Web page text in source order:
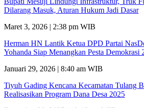
Dilarang Masuk, Aturan Hukum Jadi Dasar
Maret 3, 2026 | 2:38 pm WIB
Herman HN Lantik Ketua DPD Partai
Yohanda Siap Menangkan Pesta Demokrasi
Januari 29, 2026 | 8:40 am WIB
Tiyuh Gading Kencana Kecamatan Tulang
Realisasikan Program Dana Desa 2025